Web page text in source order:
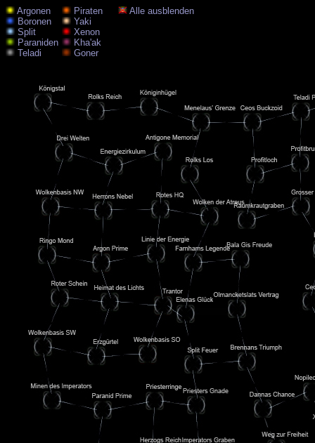
Argonen Piraten
Alle ausblenden
Boronen
Yaki
Split
Xenon
Paraniden
Kha'ak
Teladi
Goner